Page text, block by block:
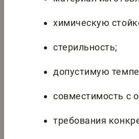
химическую
стерильность;
допустимую
совместимость с
требования